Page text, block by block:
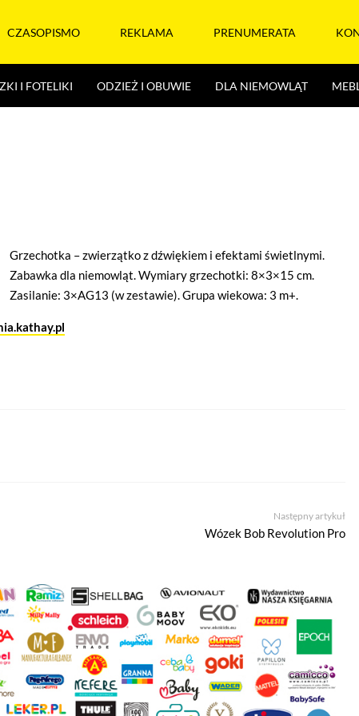
CZASOPISMO REKLAMA PRENUMERATA
I FOTELIKI ODZIEŻ I OBUWIE DLA NIEMOWLĄT
Grzechotka – zwierzątko z dźwiękiem i efektami świetlnymi.
Zabawka dla niemowląt. Wymiary grzechotki: 8×3×15 cm.
Zasilanie: 3×AG13 (w zestawie). Grupa wiekowa: 3 m+.
Następny artykuł
Wózek Bob Revolution Pro